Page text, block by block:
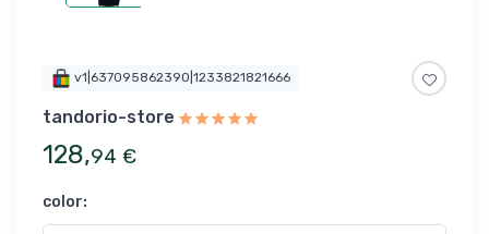
v1|637095862390|1233821821666
tandorio-store
128,94 €
color: